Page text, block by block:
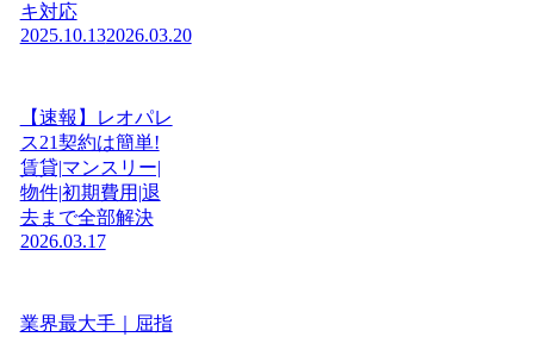
キ対応
2025.10.132026.03.20
【速報】レオパレ
ス21契約は簡単!
賃貸|マンスリー|
物件|初期費用|退
去まで全部解決
2026.03.17
業界最大手｜屈指